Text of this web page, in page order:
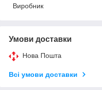
Виробник
Умови доставки
Нова Пошта
Всі умови доставки